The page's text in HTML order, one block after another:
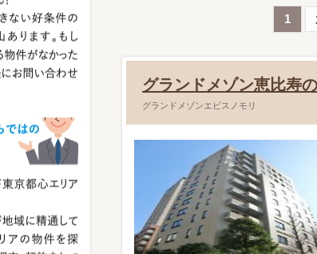
1
グランドメゾン恵比寿
グランドメゾンエビスノモリ